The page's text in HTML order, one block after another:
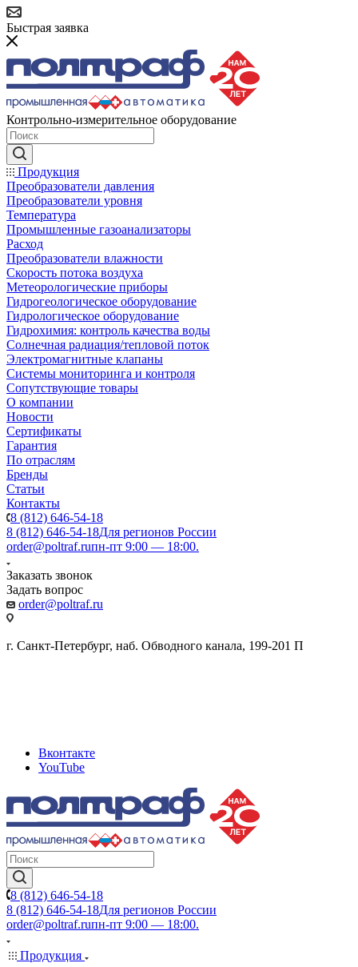
Быстрая заявка
Контрольно-измерительное оборудование
Продукция
Преобразователи давления
Преобразователи уровня
Температура
Промышленные газоанализаторы
Расход
Преобразователи влажности
Скорость потока воздуха
Метеорологические приборы
Гидрогеологическое оборудование
Гидрологическое оборудование
Гидрохимия: контроль качества воды
Солнечная радиация/тепловой поток
Электромагнитные клапаны
Системы мониторинга и контроля
Сопутствующие товары
О компании
Новости
Сертификаты
Гарантия
По отраслям
Бренды
Статьи
Контакты
8 (812) 646-54-18
8 (812) 646-54-18Для регионов России
order@poltraf.ruпн-пт 9:00 — 18:00.
Заказать звонок
Задать вопрос
order@poltraf.ru
г. Санкт-Петербург, наб. Обводного канала, 199-201 П
Вконтакте
YouTube
8 (812) 646-54-18
8 (812) 646-54-18Для регионов России
order@poltraf.ruпн-пт 9:00 — 18:00.
Продукция